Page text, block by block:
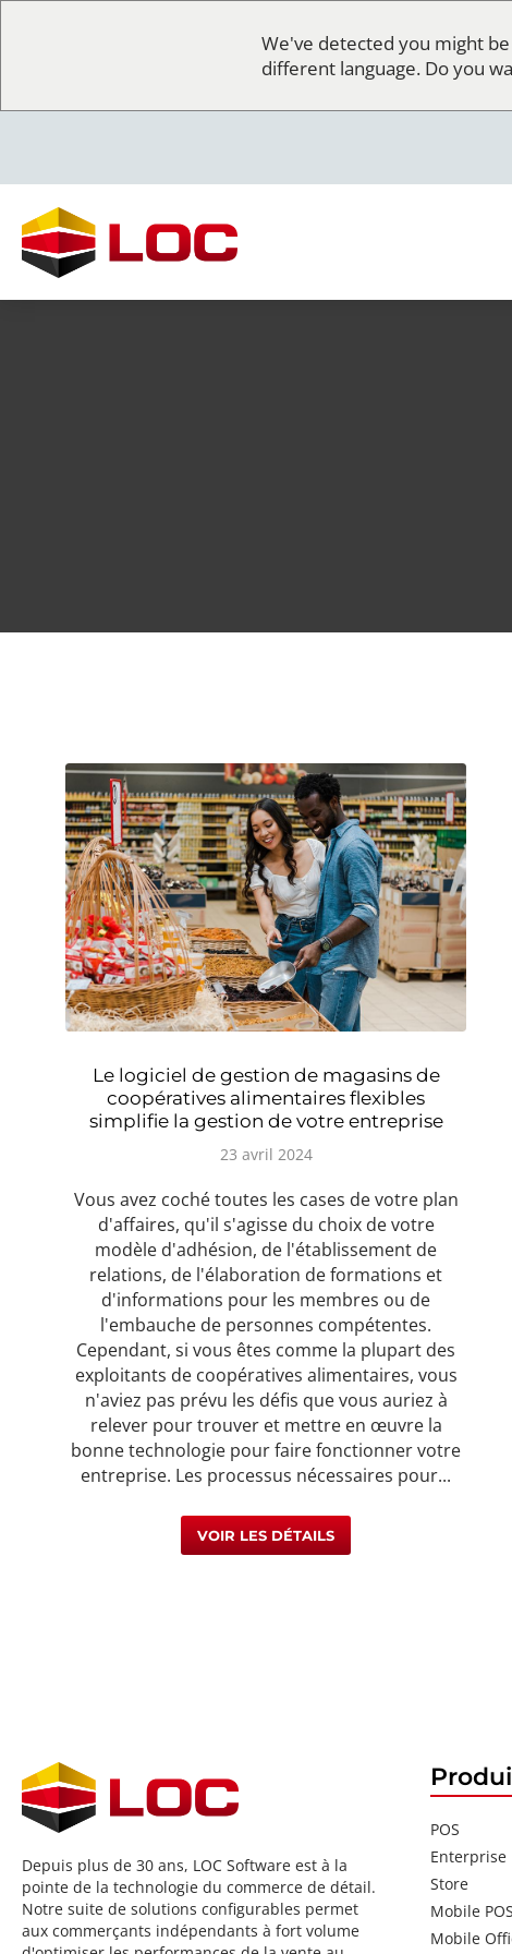
We've detected you might be
different language. Do you
Le logiciel de gestion de magasins de
coopératives alimentaires flexibles
simplifie la gestion de votre entreprise
23 avril 2024
Vous avez coché toutes les cases de votre plan
d'affaires, qu'il s'agisse du choix de votre
modèle d'adhésion, de l'établissement de
relations, de l'élaboration de formations et
d'informations pour les membres ou de
l'embauche de personnes compétentes.
Cependant, si vous êtes comme la plupart des
exploitants de coopératives alimentaires, vous
n'aviez pas prévu les défis que vous auriez à
relever pour trouver et mettre en œuvre la
bonne technologie pour faire fonctionner votre
entreprise. Les processus nécessaires pour...
VOIR LES DÉTAILS
Depuis plus de 30 ans, LOC Software est à la
pointe de la technologie du commerce de détail.
Notre suite de solutions configurables permet
aux commerçants indépendants à fort volume
POS
Enterprise
Store
Mobile POS
Mobile